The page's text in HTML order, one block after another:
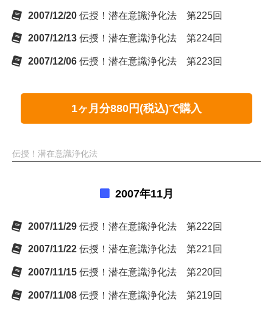
2007/12/20 伝授！潜在意識浄化法 第225回
2007/12/13 伝授！潜在意識浄化法 第224回
2007/12/06 伝授！潜在意識浄化法 第223回
1ヶ月分880円(税込)で購入
伝授！潜在意識浄化法
2007年11月
2007/11/29 伝授！潜在意識浄化法 第222回
2007/11/22 伝授！潜在意識浄化法 第221回
2007/11/15 伝授！潜在意識浄化法 第220回
2007/11/08 伝授！潜在意識浄化法 第219回